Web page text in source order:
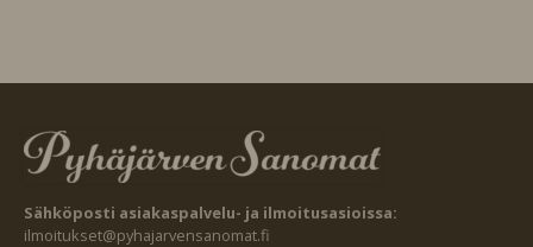
Sähköposti asiakaspalvelu- ja ilmoitusasioissa:
ilmoitukset@pyhajarvensanomat.fi